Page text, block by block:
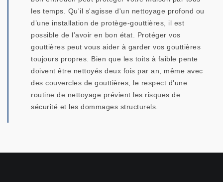
les temps. Qu'il s'agisse d'un nettoyage profond ou
d’une installation de protège-gouttières, il est
possible de l’avoir en bon état. Protéger vos
gouttières peut vous aider à garder vos gouttières
toujours propres. Bien que les toits à faible pente
doivent être nettoyés deux fois par an, même avec
des couvercles de gouttières, le respect d'une
routine de nettoyage prévient les risques de
sécurité et les dommages structurels.